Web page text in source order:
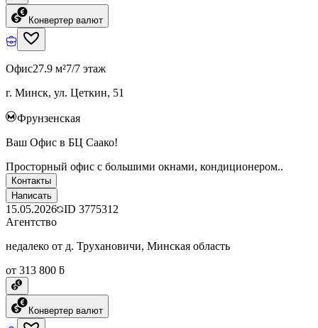
Конвертер валют
Офис27.9 м²7/7 этаж
г. Минск, ул. Цеткин, 51
Фрунзенская
Ваш Офис в БЦ Саако!
Просторный офис с большими окнами, кондиционером..
Контакты
Написать
15.05.2026 ID 3775312
Агентство
недалеко от д. Трухановичи, Минская область
от 313 800 ƃ
Конвертер валют